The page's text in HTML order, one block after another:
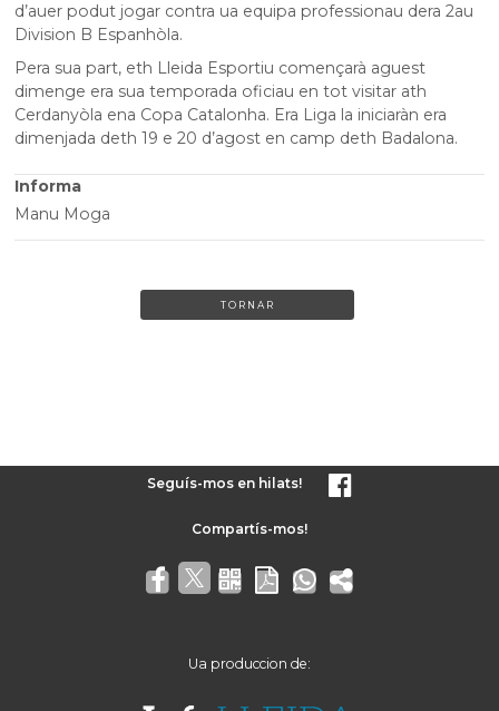
d’auer podut jogar contra ua equipa professionau dera 2au
Division B Espanhòla.
Pera sua part, eth Lleida Esportiu començarà aguest
dimenge era sua temporada oficiau en tot visitar ath
Cerdanyòla ena Copa Catalonha. Era Liga la iniciaràn era
dimenjada deth 19 e 20 d’agost en camp deth Badalona.
Informa
Manu Moga
TORNAR
Seguís-mos en hilats!
Ua produccion de: